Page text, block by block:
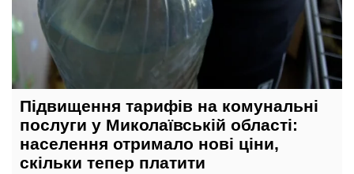
Підвищення тарифів на комунальні
послуги у Миколаївській області:
населення отримало нові ціни,
скільки тепер платити